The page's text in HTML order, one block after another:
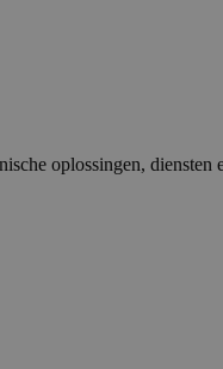
oplossingen, diensten